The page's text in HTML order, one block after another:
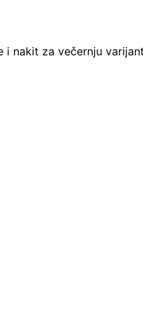
i nakit za večernju